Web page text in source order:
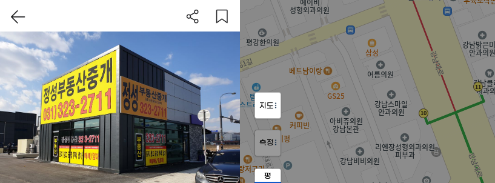
지도
측정
평